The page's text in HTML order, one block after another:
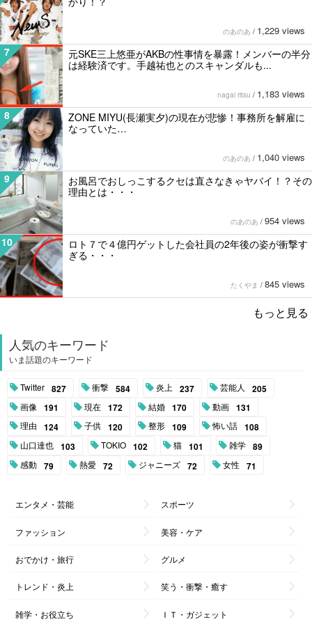
のあのあ / 1,229 views
7
元SKE三上悠亜がAKBの性事情を暴露！メンバーの半分
は経験済です。手越祐也とのスキャンダルも...
nagai ritsu / 1,183 views
8
ZONE MIYU(長瀬実夕)の現在が悲惨！事務所を解雇に
なっていた…
のあのあ / 1,040 views
9
お風呂でおしっこするクセは直さなきゃヤバイ！？その
理由とは・・・
のあのあ / 954 views
10
ロト７で４億円ゲットした会社員の2年後の姿が衝撃す
ぎる・・・
たくやま / 845 views
もっと見る
人気のキーワード
いま話題のキーワード
Twitter 827 衝撃 584 炎上 237 芸能人 205
画像 191 現在 172 結婚 170 動画 131
理由 124 子供 120 整形 109 怖い話 108
山口達也 103 TOKIO 102 猫 101 雑学 89
感動 79 熱愛 72 ジャニーズ 72 女性 71
エンタメ・芸能 スポーツ
ファッション 美容・ケア
おでかけ・旅行 グルメ
トレンド・炎上 笑う・衝撃・癒す
雑学・お役立ち ＩＴ・ガジェット